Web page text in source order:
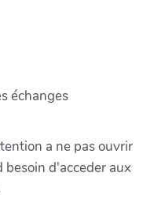
échanges
a ne pas ouvrir
besoin d'acceder aux